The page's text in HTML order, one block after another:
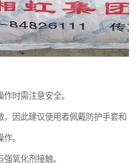
时需注意安全。
因此建议使用者佩戴防护手套和
。
氧化剂接触。